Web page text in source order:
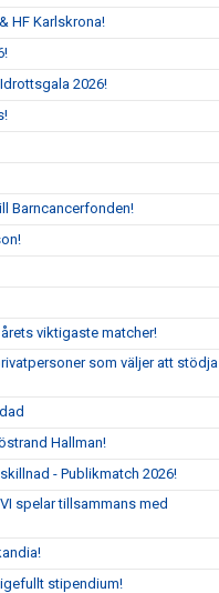
HF Karlskrona!
2026!
Barncancerfonden!
viktigaste matcher!
som väljer att stödja
Hallman!
- Publikmatch 2026!
spelar tillsammans med
stipendium!